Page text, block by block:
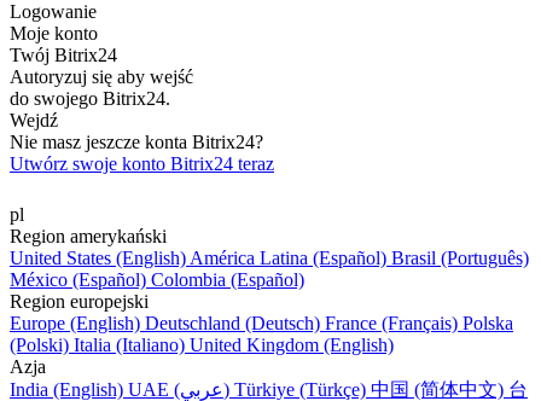
Logowanie
Moje konto
Twój Bitrix24
Autoryzuj się aby wejść
do swojego Bitrix24.
Wejdź
Nie masz jeszcze konta Bitrix24?
Utwórz swoje konto Bitrix24 teraz
pl
Region amerykański
United States (English) América Latina (Español) Brasil (Português)
México (Español) Colombia (Español)
Region europejski
Europe (English) Deutschland (Deutsch) France (Français) Polska
(Polski) Italia (Italiano) United Kingdom (English)
Azja
India (English)
UAE (عربي) Türkiye (Türkçe) 中国 (简体中文) 台